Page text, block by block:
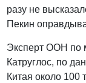
разу не
Пекин
Эксперт ООН по
Катруглос, по
Китая около 100